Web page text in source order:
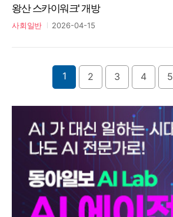
왕산 스카이워크' 개방
사회일반 2026-04-15
1 2 3 4 5